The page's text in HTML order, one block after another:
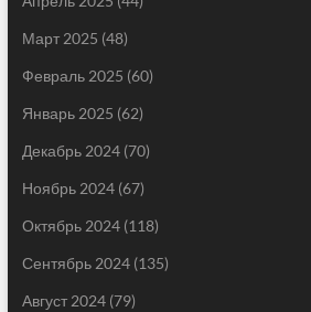
Март 2025 (48)
Февраль 2025 (60)
Январь 2025 (62)
Декабрь 2024(70)
Ноябрь 2024(67)
Октябрь 2024(118)
Сентябрь 2024(135)
Август 2024(79)